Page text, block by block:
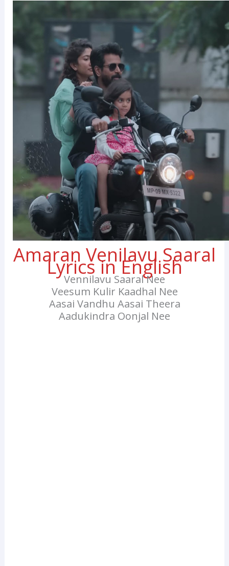
Amaran Venilavu Saaral
Lyrics in English
Vennilavu Saaral Nee
Veesum Kulir Kaadhal Nee
Aasai Vandhu Aasai Theera
Aadukindra Oonjal Nee